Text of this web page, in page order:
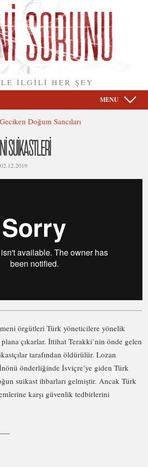
İLGİLİ HER ŞEY
MENU
Geciken Doğum Sancıları
SUİKASTLERİ
örgütleri Türk yöneticilere yönelik
çıkarlar. İttihat Terakki’nin önde gelen
tarafından öldürülür. Lozan
önderliğinde İsviçre’ye giden Türk
suikast ihbarları gelmiştir. Ancak Türk
karşı güvenlik tedbirlerini